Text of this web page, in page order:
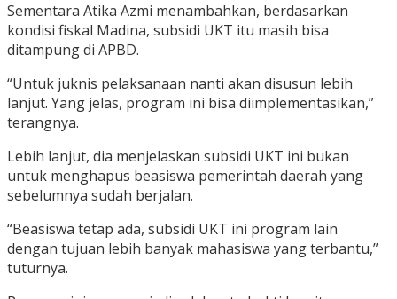
Sementara Atika Azmi menambahkan, berdasarkan
kondisi fiskal Madina, subsidi UKT itu masih bisa
ditampung di APBD.
“Untuk juknis pelaksanaan nanti akan disusun lebih
lanjut. Yang jelas, program ini bisa diimplementasikan,”
terangnya.
Lebih lanjut, dia menjelaskan subsidi UKT ini bukan
untuk menghapus beasiswa pemerintah daerah yang
sebelumnya sudah berjalan.
“Beasiswa tetap ada, subsidi UKT ini program lain
dengan tujuan lebih banyak mahasiswa yang terbantu,”
tuturnya.